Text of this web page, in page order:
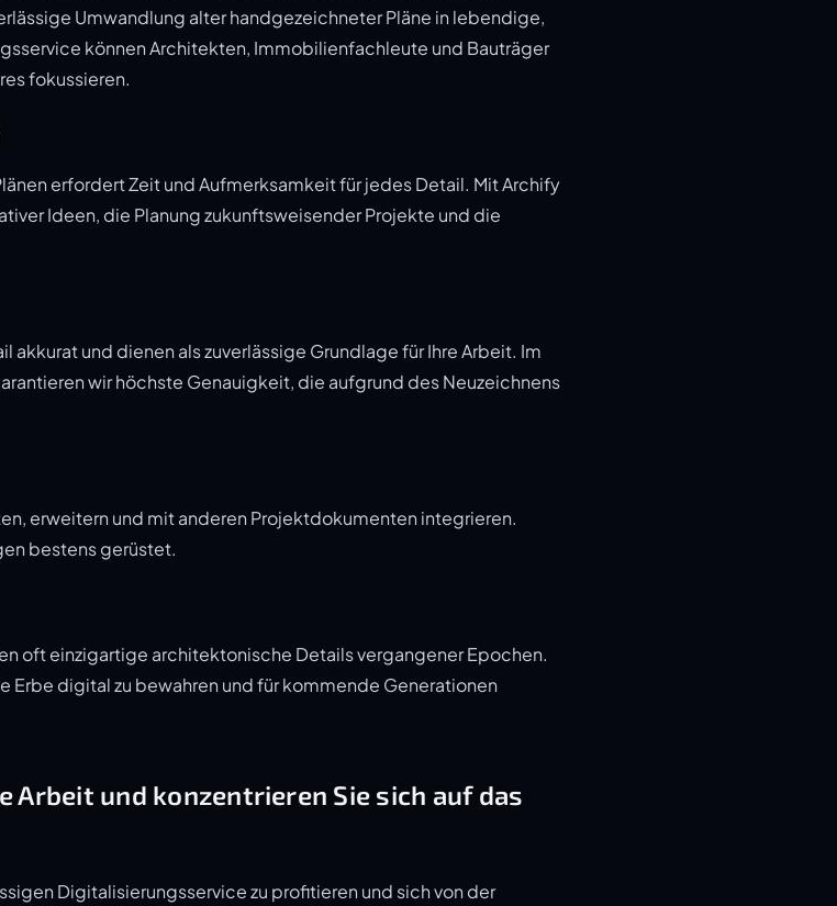
Umwandlung alter handgezeichneter Pläne in lebendige,
können Architekten, Immobilienfachleute und Bauträger
fokussieren.
erfordert Zeit und Aufmerksamkeit für jedes Detail. Mit Archify
Ideen, die Planung zukunftsweisender Projekte und die
akkurat und dienen als zuverlässige Grundlage für Ihre Arbeit. Im
wir höchste Genauigkeit, die aufgrund des Neuzeichnens
erweitern und mit anderen Projektdokumenten integrieren.
bestens gerüstet.
oft einzigartige architektonische Details vergangener Epochen.
Erbe digital zu bewahren und für kommende Generationen
Arbeit und konzentrieren Sie sich auf das
Digitalisierungsservice zu profitieren und sich von der